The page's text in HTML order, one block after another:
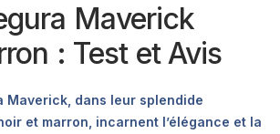
Maverick
: Test et Avis
Maverick, dans leur splendide
et marron, incarnent l’élégance et la